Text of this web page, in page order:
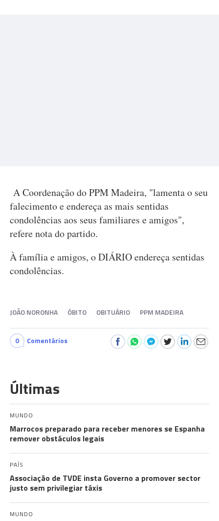
A Coordenação do PPM Madeira, "lamenta o seu
falecimento e endereça as mais sentidas
condolências aos seus familiares e amigos",
refere nota do partido.
À família e amigos, o DIÁRIO endereça sentidas
condolências.
JOÃO NORONHA ÓBITO OBITUÁRIO PPM MADEIRA
0 Comentários
Últimas
MUNDO
Marrocos preparado para receber menores se Espanha
remover obstáculos legais
PAÍS
Associação de TVDE insta Governo a promover sector
justo sem privilegiar táxis
MUNDO